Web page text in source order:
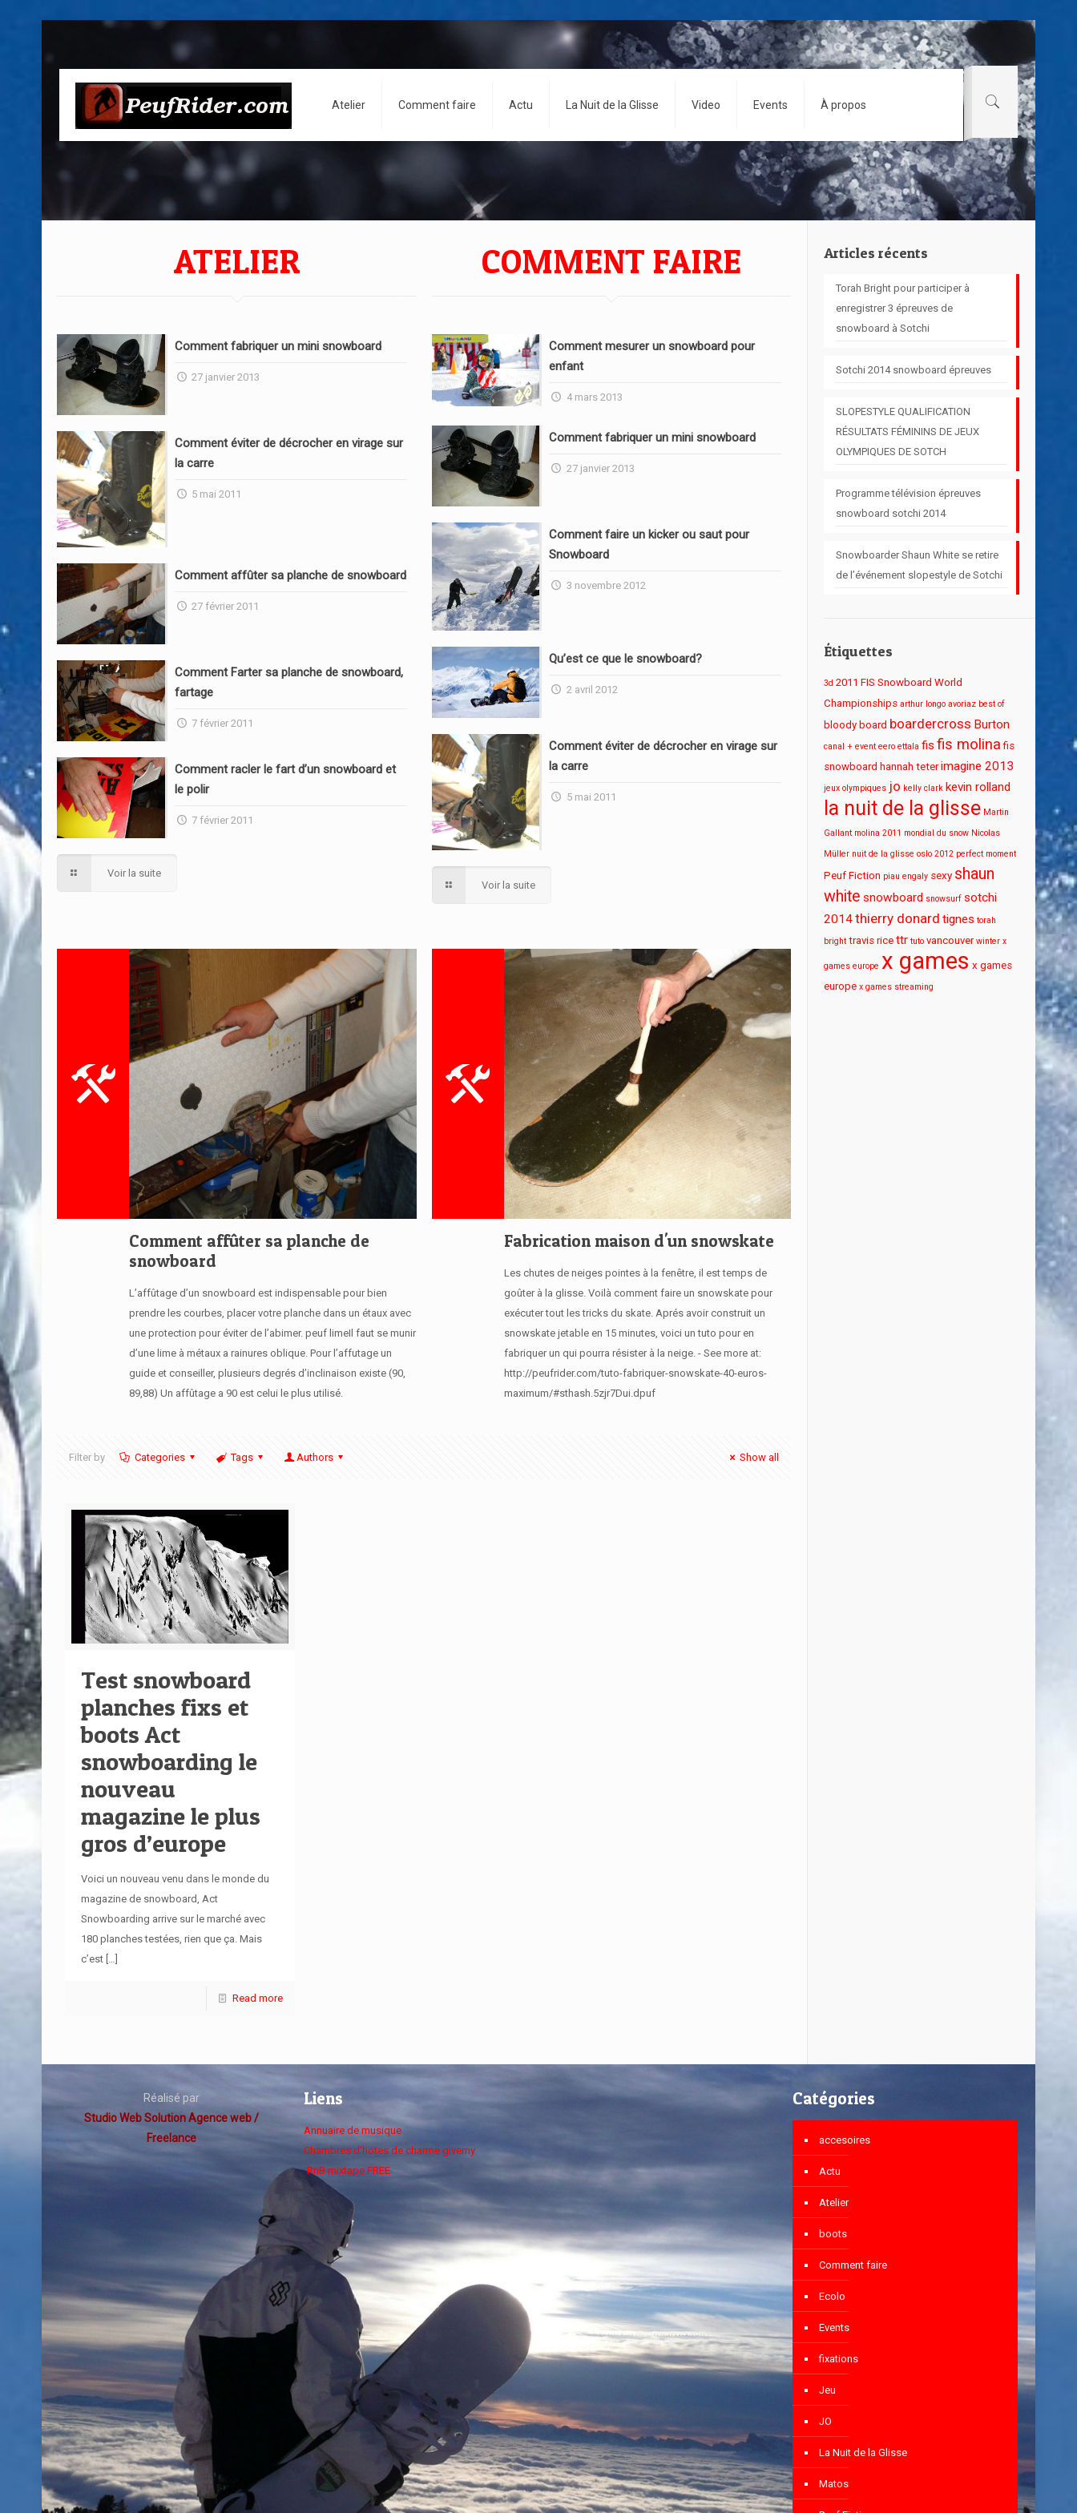
Atelier Comment faire Actu La Nuit de la Glisse Video Events À propos
ATELIER COMMENT FAIRE
Comment fabriquer un mini snowboard
27 janvier 2013
Comment éviter de décrocher en virage sur
la carre
5 mai 2011
Comment affûter sa planche de snowboard
27 février 2011
Comment Farter sa planche de snowboard,
fartage
7 février 2011
Comment racler le fart d’un snowboard et
le polir
7 février 2011
Voir la suite
Comment mesurer un snowboard pour
enfant
4 mars 2013
Comment fabriquer un mini snowboard
27 janvier 2013
Comment faire un kicker ou saut pour
Snowboard
3 novembre 2012
Qu’est ce que le snowboard?
2 avril 2012
Comment éviter de décrocher en virage sur
la carre
5 mai 2011
Voir la suite
Comment affûter sa planche de
snowboard
L’affûtage d’un snowboard est indispensable pour bien
prendre les courbes, placer votre planche dans un étaux avec
une protection pour éviter de l’abimer. peuf limeIl faut se munir
d’une lime à métaux a rainures oblique. Pour l’affutage un
guide et conseiller, plusieurs degrés d’inclinaison existe (90,
89,88) Un affûtage a 90 est celui le plus utilisé.
Fabrication maison d'un snowskate
Les chutes de neiges pointes à la fenêtre, il est temps de
goûter à la glisse. Voilà comment faire un snowskate pour
exécuter tout les tricks du skate. Aprés avoir construit un
snowskate jetable en 15 minutes, voici un tuto pour en
fabriquer un qui pourra résister à la neige. - See more at:
http://peufrider.com/tuto-fabriquer-snowskate-40-euros-
maximum/#sthash.5zjr7Dui.dpuf
Filter by Categories Tags Authors Show all
Test snowboard
planches fixs et
boots Act
snowboarding le
nouveau
magazine le plus
gros d’europe
Voici un nouveau venu dans le monde du
magazine de snowboard, Act
Snowboarding arrive sur le marché avec
180 planches testées, rien que ça. Mais
c’est[…]
Read more
Articles récents
Torah Bright pour participer à
enregistrer 3 épreuves de
snowboard à Sotchi
Sotchi 2014 snowboard épreuves
SLOPESTYLE QUALIFICATION
RÉSULTATS FÉMININS DE JEUX
OLYMPIQUES DE SOTCH
Programme télévision épreuves
snowboard sotchi 2014
Snowboarder Shaun White se retire
de l’événement slopestyle de Sotchi
Étiquettes
3d 2011 FIS Snowboard World
Championships arthur longo avoriaz best of
bloody board boardercross Burton
canal + event eero ettala fis fis molina fis
snowboard hannah teter imagine 2013
jeux olympiques jo kelly clark kevin rolland
la nuit de la glisse Martin
Gallant molina 2011 mondial du snow Nicolas
Müller nuit de la glisse oslo 2012 perfect moment
Peuf Fiction piau engaly sexy shaun
white snowboard snowsurf sotchi
2014thierry donard tignes torah
bright travis rice ttr tuto vancouver winter x
games europe x games x games
europe x games streaming
Réalisé par
Studio Web Solution Agence web /
Freelance
Liens
Annuaire de musique
Chambres d'hotes de charme giverny
RnB mixtape FREE
Catégories
accesoires
Actu
Atelier
boots
Comment faire
Ecolo
Events
fixations
Jeu
JO
La Nuit de la Glisse
Matos